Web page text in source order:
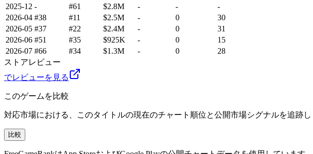
2025-12 - #61 $2.8M - -
-
2026-04 #38 #11 $2.5M - 0
30
2026-05 #37 #22 $2.4M - 0
31
2026-06 #51 #35 $925K - 0
15
2026-07 #66 #34 $1.3M - 0
28
ストアレビュー
でレビューを見る
このゲームを比較
対応市場における、このタイトルの現在のチャート順位と公開市場シグナルを追跡し
比較